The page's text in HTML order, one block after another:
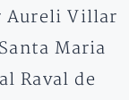
Aureli Villar
Maria
Raval de